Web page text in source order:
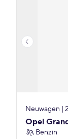
Neuwagen |
Opel
Benzin